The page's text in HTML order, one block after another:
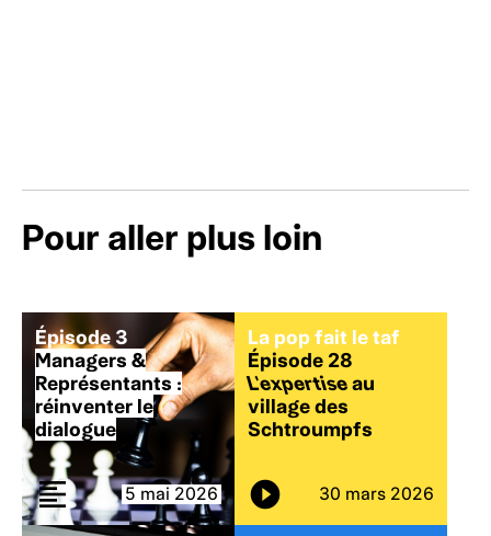
Pour aller plus loin
Épisode 3
Managers &
Représentants :
réinventer le
dialogue
5 mai 2026
La pop fait le taf
Épisode 28
L’expertiseau
village des
Schtroumpfs
30 mars 2026